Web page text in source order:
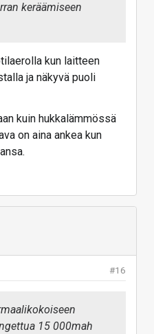
keräämiseen
kun laitteen
ja näkyvä puoli
kuin hukkalämmössä
on aina ankea kun
#16
15 000mah